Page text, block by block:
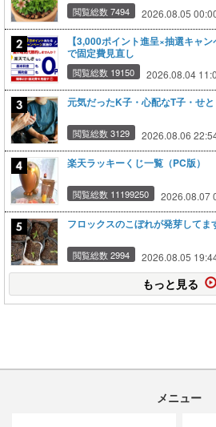
閲覧総数 7494 2026.08.05
【3,000ポイント進呈×抽選キャ
で固定費見直し
閲覧総数 19150 2026.08.04
元気だったK子・心配なT子・せ
閲覧総数 3129 2026.08.06
楽天ラッキーくじ一覧（PC版）
閲覧総数 11199250 2026.08.07
フロックスのこぼれが発芽してま
閲覧総数 2994 2026.08.05
もっと見る
メニュー